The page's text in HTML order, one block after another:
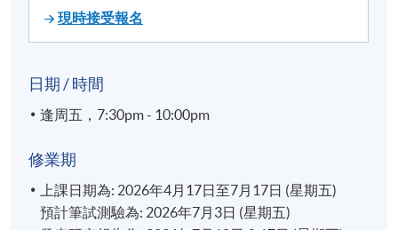
現時接受報名
日期 / 時間
逢周五，7:30pm - 10:00pm
修業期
上課日期為: 2026年4月17日至7月17日 (星期五)
預計筆試測驗為: 2026年7月3日 (星期五)